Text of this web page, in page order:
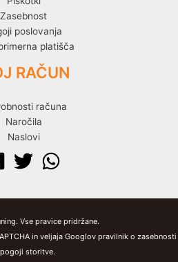
Zasebnost
poslovanja
platišča
RAČUN
računa
Naročila
Naslovi
Vse pravice pridržane.
in veljaja Googlov pravilnik o zasebnosti
storitve.